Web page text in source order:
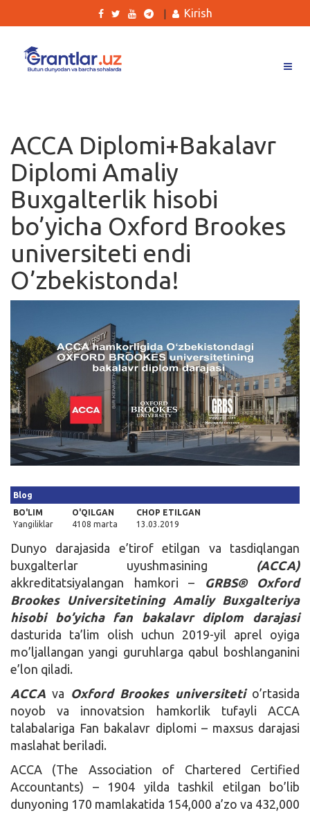
Ishlar
Kurslar
Blog
Yana
Kirish
ACCA Diplomi+Bakalavr
Diplomi Amaliy
Buxgalterlik hisobi
bo’yicha Oxford Brookes
universiteti endi
O’zbekistonda!
Blog
BO'LIM
Yangiliklar
O'QILGAN
4108 marta
CHOP ETILGAN
13.03.2019
Dunyo darajasida e’tirof etilgan va tasdiqlangan
buxgalterlar uyushmasining (ACCA)
akkreditatsiyalangan hamkori –
GRBS® Oxford
Brookes Universitetining Amaliy Buxgalteriya
hisobi bo’yicha fan bakalavr diplom darajasi
dasturida ta’lim olish uchun 2019-yil aprel oyiga
mo’ljallangan yangi guruhlarga qabul boshlanganini
e’lon qiladi.
ACCA va Oxford Brookes universiteti o’rtasida
noyob va innovatsion hamkorlik tufayli ACCA
talabalariga Fan bakalavr diplomi – maxsus darajasi
maslahat beriladi.
АССА (The Association of Chartered Certified
Accountants) – 1904 yilda tashkil etilgan bo’lib
dunyoning 170 mamlakatida 154,000 a’zo va 432,000